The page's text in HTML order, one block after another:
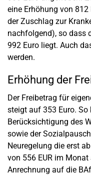
eine Erhöhung von
der Zuschlag zur
nachfolgend), so dass
992 Euro liegt. Auch
werden.
Erhöhung der
Der Freibetrag für
steigt auf 353 Euro. So
Berücksichtigung des
sowie der
Neuregelung die erst
von 556 EUR im
Anrechnung auf die